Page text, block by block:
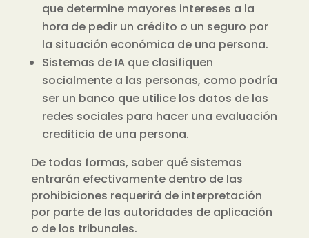
que determine mayores intereses a la
hora de pedir un crédito o un seguro por
la situación económica de una persona.
Sistemas de IA que clasifiquen
socialmente a las personas, como podría
ser un banco que utilice los datos de las
redes sociales para hacer una evaluación
crediticia de una persona.
De todas formas, saber qué sistemas
entrarán efectivamente dentro de las
prohibiciones requerirá de interpretación
por parte de las autoridades de aplicación
o de los tribunales.